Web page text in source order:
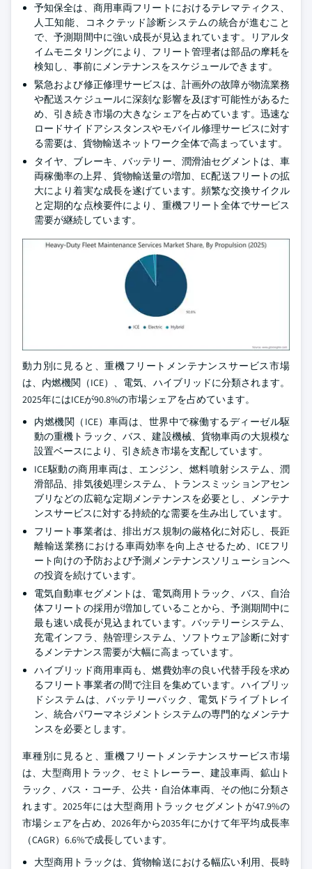
予知保全は、商用車両フリートにおけるテレマティクス、
人工知能、コネクテッド診断システムの統合が進むこと
で、予測期間中に強い成長が見込まれています。リアルタ
イムモニタリングにより、フリート管理者は部品の摩耗を
検知し、事前にメンテナンスをスケジュールできます。
緊急および修正修理サービスは、計画外の故障が物流業務
や配送スケジュールに深刻な影響を及ぼす可能性があるた
め、引き続き市場の大きなシェアを占めています。迅速な
ロードサイドアシスタンスやモバイル修理サービスに対す
る需要は、貨物輸送ネットワーク全体で高まっています。
タイヤ、ブレーキ、バッテリー、潤滑油セグメントは、車
両稼働率の上昇、貨物輸送量の増加、EC配送フリートの拡
大により着実な成長を遂げています。頻繁な交換サイクル
と定期的な点検要件により、重機フリート全体でサービス
需要が継続しています。
動力別に見ると、重機フリートメンテナンスサービス市場
は、内燃機関（ICE）、電気、ハイブリッドに分類されます。
2025年にはICEが90.8%の市場シェアを占めています。
内燃機関（ICE）車両は、世界中で稼働するディーゼル駆
動の重機トラック、バス、建設機械、貨物車両の大規模な
設置ベースにより、引き続き市場を支配しています。
ICE駆動の商用車両は、エンジン、燃料噴射システム、潤
滑部品、排気後処理システム、トランスミッションアセン
ブリなどの広範な定期メンテナンスを必要とし、メンテナ
ンスサービスに対する持続的な需要を生み出しています。
フリート事業者は、排出ガス規制の厳格化に対応し、長距
離輸送業務における車両効率を向上させるため、ICEフリ
ート向けの予防および予測メンテナンスソリューションへ
の投資を続けています。
電気自動車セグメントは、電気商用トラック、バス、自治
体フリートの採用が増加していることから、予測期間中に
最も速い成長が見込まれています。バッテリーシステム、
充電インフラ、熱管理システム、ソフトウェア診断に対す
るメンテナンス需要が大幅に高まっています。
ハイブリッド商用車両も、燃費効率の良い代替手段を求め
るフリート事業者の間で注目を集めています。ハイブリッ
ドシステムは、バッテリーパック、電気ドライブトレイ
ン、統合パワーマネジメントシステムの専門的なメンテナ
ンスを必要とします。
車種別に見ると、重機フリートメンテナンスサービス市場
は、大型商用トラック、セミトレーラー、建設車両、鉱山ト
ラック、バス・コーチ、公共・自治体車両、その他に分類さ
れます。2025年には大型商用トラックセグメントが47.9%の
市場シェアを占め、2026年から2035年にかけて年平均成長率
（CAGR）6.6%で成長しています。
大型商用トラックは、貨物輸送における幅広い利用、長時